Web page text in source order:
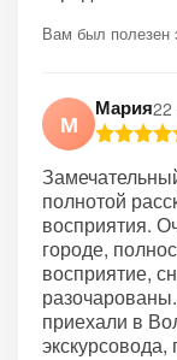
Вам был полезен
М
Мария22
полнотой
восприятия.
городе,
восприятие,
приехали в